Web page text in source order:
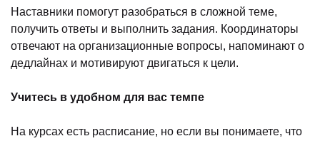
Наставники помогут разобраться в сложной теме,
получить ответы и выполнить задания. Координаторы
отвечают на организационные вопросы, напоминают о
дедлайнах и мотивируют двигаться к цели.
Учитесь в удобном для вас темпе
На курсах есть расписание, но если вы понимаете, что